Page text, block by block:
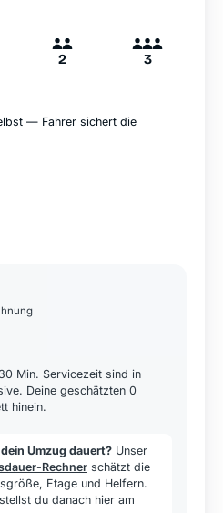
2 3
— Fahrer sichert die
30 Min. Servicezeit sind in
Deine geschätzten 0
hinein.
Umzug dauert? Unser
Rechner schätzt die
Etage und Helfern.
du danach hier am